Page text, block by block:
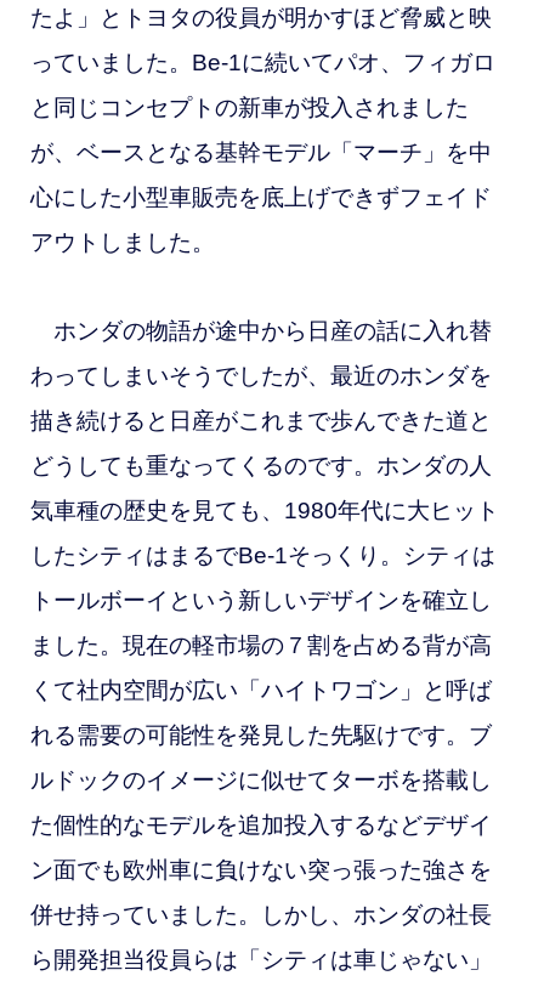
たよ」とトヨタの役員が明かすほど脅威と映
っていました。Be-1に続いてパオ、フィガロ
と同じコンセプトの新車が投入されました
が、ベースとなる基幹モデル「マーチ」を中
心にした小型車販売を底上げできずフェイド
アウトしました。
ホンダの物語が途中から日産の話に入れ替
わってしまいそうでしたが、最近のホンダを
描き続けると日産がこれまで歩んできた道と
どうしても重なってくるのです。ホンダの人
気車種の歴史を見ても、1980年代に大ヒット
したシティはまるでBe-1そっくり。シティは
トールボーイという新しいデザインを確立し
ました。現在の軽市場の７割を占める背が高
くて社内空間が広い「ハイトワゴン」と呼ば
れる需要の可能性を発見した先駆けです。ブ
ルドックのイメージに似せてターボを搭載し
た個性的なモデルを追加投入するなどデザイ
ン面でも欧州車に負けない突っ張った強さを
併せ持っていました。しかし、ホンダの社長
ら開発担当役員らは「シティは車じゃない」